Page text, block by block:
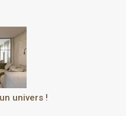
univers !